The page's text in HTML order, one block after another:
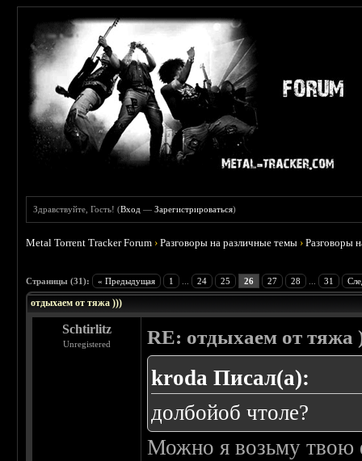
Здравствуйте, Гость! (Вход —Зарегистрироваться)
Metal Torrent Tracker Forum ›Разговоры на различные темы ›Разговоры
Страницы (31): « Предыдущая 1 24 25 26 27 28 31
отдыхаем от тяжа )))
Schtirlitz
Unregistered RE: отдыхаем от тяжа
kroda Писал(а):
долбойоб чтоле?
Можно я возьму твою